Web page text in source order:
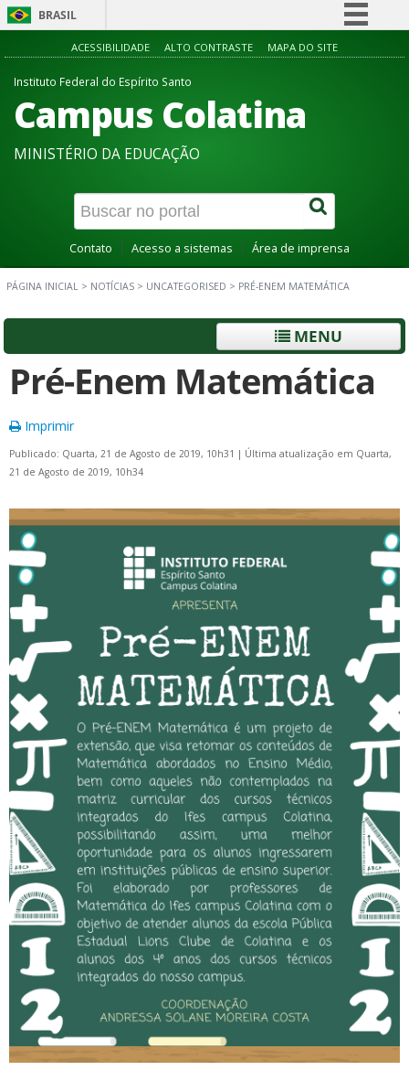
BRASIL
Simplifique!
Acesso à informação
Canais
ACESSIBILIDADE ALTO CONTRASTE MAPA DO SITE
Instituto Federal do Espírito Santo
Campus Colatina
MINISTÉRIO DA EDUCAÇÃO
Contato Acesso a sistemas Área de imprensa
PÁGINA INICIAL > NOTÍCIAS > UNCATEGORISED > PRÉ-ENEM MATEMÁTICA
MENU
Pré-Enem Matemática
Imprimir
Publicado: Quarta, 21 de Agosto de 2019, 10h31 | Última atualização em Quarta,
21 de Agosto de 2019, 10h34